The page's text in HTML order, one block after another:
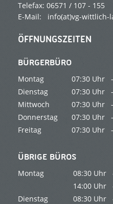
Telefax: 06571 / 107 - 155
E-Mail: info(at)vg-wittlich-
ÖFFNUNGSZEITEN
BÜRGERBÜRO
Montag 07:30 Uhr -
Dienstag
07:30 Uhr -
Mittwoch
07:30 Uhr -
Donnerstag
07:30 Uhr -
Freitag
07:30 Uhr -
ÜBRIGE BÜROS
Montag 08:30 Uhr
14:00 Uhr
Dienstag
08:30 Uhr